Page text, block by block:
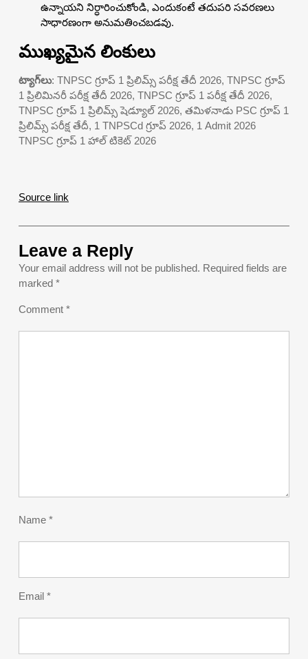
ఉన్నాయని నిర్ధారించుకోండి, ఎందుకంటే తదుపరి సవరణలు
సాధారణంగా అనుమతించబడవు.
ముఖ్యమైన లింకులు
ట్యాగ్‌లు: TNPSC గ్రూప్ 1 ప్రిలిమ్స్ పరీక్ష తేదీ 2026, TNPSC గ్రూప్
1 ప్రిలిమినరీ పరీక్ష తేదీ 2026, TNPSC గ్రూప్ 1 పరీక్ష తేదీ 2026,
TNPSC గ్రూప్ 1 ప్రిలిమ్స్ షెడ్యూల్ 2026, తమిళనాడు PSC గ్రూప్ 1
ప్రిలిమ్స్ పరీక్ష తేదీ, 1 TNPSCd గ్రూప్ 2026, 1 Admit 2026
TNPSC గ్రూప్ 1 హాల్ టికెట్ 2026
Source link
Leave a Reply
Your email address will not be published. Required fields are
marked *
Comment *
Name *
Email *